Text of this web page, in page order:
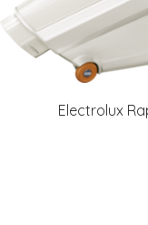
Electrolux